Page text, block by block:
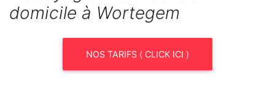
domicile à Wortegem
NOS TARIFS ( CLICK ICI )